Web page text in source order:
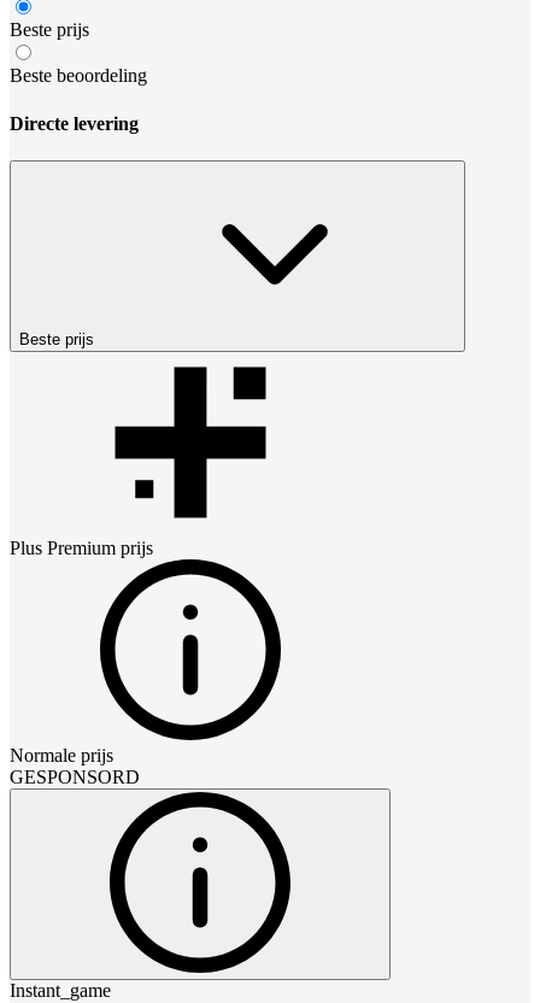
Beste prijs
Beste beoordeling
Directe levering
Beste prijs
Plus Premium prijs
Normale prijs
GESPONSORD
Instant_game